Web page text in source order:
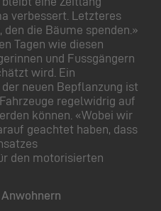
verbessert. Letzteres
die Bäume spenden.»
Tagen wie diesen
und Fussgängern
wird. Ein
neuen Bepflanzung ist
regelwidrig auf
können. «Wobei wir
geachtet haben, dass
den motorisierten